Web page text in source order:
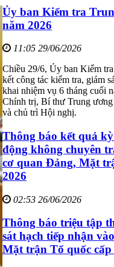
Ủy ban Kiểm tra
năm 2026
11:05 29/06/2026
Chiều 29/6, Ủy ban Kiểm
kết công tác kiểm tra, giám
khai nhiệm vụ 6 tháng cuối
Chính trị, Bí thư Trung
và chủ trì Hội nghị.
Thông báo kết quả
động không chuyên
cơ quan Đảng, Mặt
2026
02:53 26/06/2026
Thông báo triệu tập
sát hạch tiếp nhận
Mặt trận Tổ quốc